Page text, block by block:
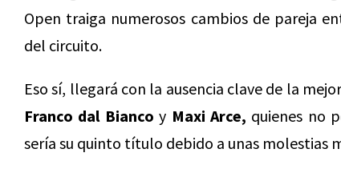
Open traiga numerosos cambios de pareja
del circuito.
Eso sí, llegará con la ausencia clave de la
Franco dal Bianco y Maxi Arce, quienes no
sería su quinto título debido a unas molestias